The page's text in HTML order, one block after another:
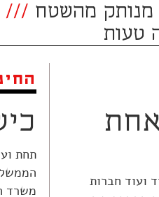
מהשטח ///
טעות
ועוד חברות
תחת
משרד